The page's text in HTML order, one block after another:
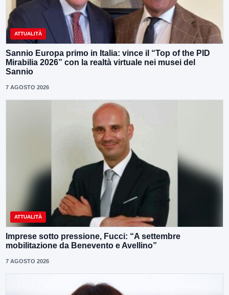
ATTUALITÀ
Sannio Europa primo in Italia: vince il “Top of the PID
Mirabilia 2026” con la realtà virtuale nei musei del
Sannio
7 AGOSTO 2026
ATTUALITÀ
Imprese sotto pressione, Fucci: “A settembre
mobilitazione da Benevento e Avellino”
7 AGOSTO 2026